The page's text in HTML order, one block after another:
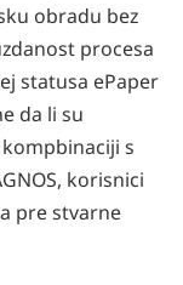
obradu bez
procesa
statusa ePaper
da li su
s
korisnici
pre stvarne